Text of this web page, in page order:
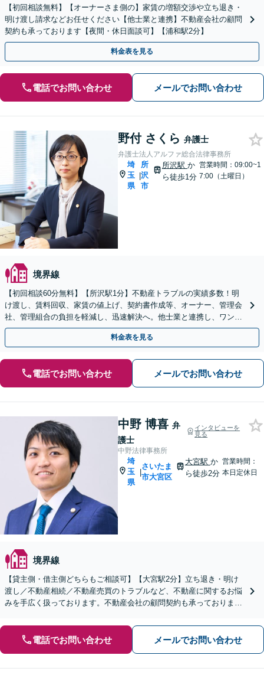
【初回相談無料】【オーナーさま側の】家賃の増額交渉や立ち退き・
明け渡し請求などお任せください【他士業と連携】不動産会社の顧問
契約も承っております【夜間・休日面談可】【浦和駅2分】
料金表を見る
電話でお問い合わせ メールでお問い合わせ
野付 さくら 弁護士
弁護士法人アルファ総合法律事務所
埼
玉
県
|
所
沢
市
所沢駅 か
ら徒歩1分
営業時間：09:00~1
7:00（土曜日）
境界線
【初回相談60分無料】【所沢駅1分】不動産トラブルの実績多数！明
け渡し、賃料回収、家賃の値上げ、契約書作成等、オーナー、管理会
社、管理組合の負担を軽減し、迅速解決へ。他士業と連携し、ワンス
トップでサポート【当日・夜間（18時まで）の相談可】
料金表を見る
電話でお問い合わせ メールでお問い合わせ
中野 博喜 弁
護士
インタビューを
見る
中野法律事務所
埼
玉
県
|
さいたま
市大宮区
大宮駅 か
ら徒歩2分
営業時間：
本日定休日
境界線
【貸主側・借主側どちらもご相談可】【大宮駅2分】立ち退き・明け
渡し／不動産相続／不動産売買のトラブルなど、不動産に関するお悩
みを手広く扱っております。不動産会社の顧問契約も承っておりま
電話でお問い合わせ メールでお問い合わせ